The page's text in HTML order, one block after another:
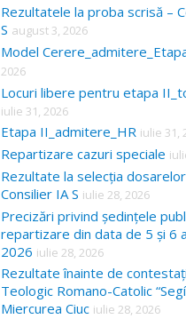
Rezultatele la proba scrisă –
S august 3, 2026
Model
2026
Locuri libere pentru etapa
iulie 31, 2026
Etapa II_admitere_HR iulie 31,
Repartizare cazuri speciale
Rezultate la selecția
Consilier IA S iulie 28, 2026
Precizări privind ședințele
repartizare din data de 5 și 6
2026 iulie 28, 2026
Rezultate înainte de
Teologic Romano-Catolic
Miercurea Ciuc iulie 28, 2026